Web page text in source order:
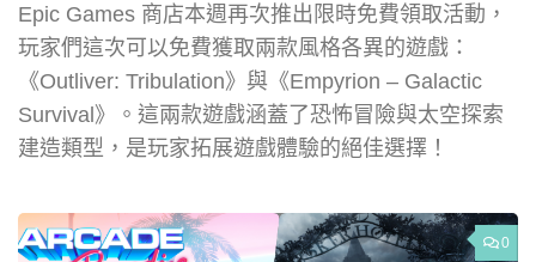
Epic Games 商店本週再次推出限時免費領取活動，
玩家們這次可以免費獲取兩款風格各異的遊戲：
《Outliver: Tribulation》與《Empyrion – Galactic
Survival》。這兩款遊戲涵蓋了恐怖冒險與太空探索
建造類型，是玩家拓展遊戲體驗的絕佳選擇！
0